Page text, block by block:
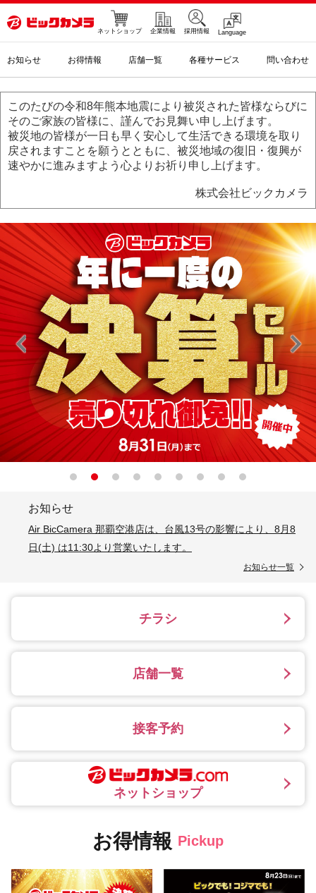
お知らせ お得情報 店舗一覧 各種サービス 問い合わせ
ネットショップ 企業情報 採用情報 Language
このたびの令和8年熊本地震により被災された皆様ならびに
そのご家族の皆様に、謹んでお見舞い申し上げます。
被災地の皆様が一日も早く安心して生活できる環境を取り
戻されますことを願うとともに、被災地域の復旧・復興が
速やかに進みますよう心よりお祈り申し上げます。
株式会社ビックカメラ
お知らせ
Air BicCamera 那覇空港店は、台風13号の影響により、8月8
日(土) は11:30より営業いたします。
お知らせ一覧
チラシ
店舗一覧
接客予約
ネットショップ
お得情報 Pickup